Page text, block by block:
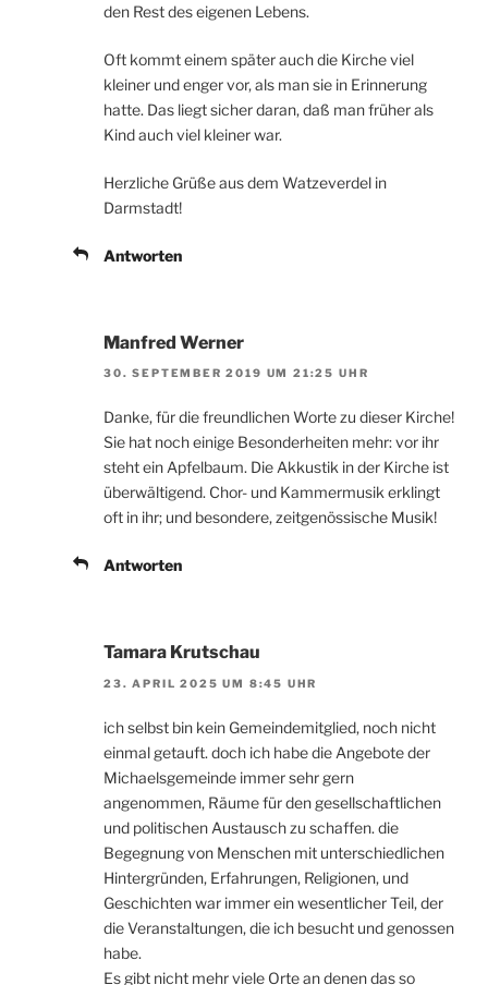
den Rest des eigenen Lebens.
Oft kommt einem später auch die Kirche viel
kleiner und enger vor, als man sie in Erinnerung
hatte. Das liegt sicher daran, daß man früher als
Kind auch viel kleiner war.
Herzliche Grüße aus dem Watzeverdel in
Darmstadt!
Antworten
Manfred Werner
30. SEPTEMBER 2019 UM 21:25 UHR
Danke, für die freundlichen Worte zu dieser Kirche!
Sie hat noch einige Besonderheiten mehr: vor ihr
steht ein Apfelbaum. Die Akkustik in der Kirche ist
überwältigend. Chor- und Kammermusik erklingt
oft in ihr; und besondere, zeitgenössische Musik!
Antworten
Tamara Krutschau
23. APRIL 2025 UM 8:45 UHR
ich selbst bin kein Gemeindemitglied, noch nicht
einmal getauft. doch ich habe die Angebote der
Michaelsgemeinde immer sehr gern
angenommen, Räume für den gesellschaftlichen
und politischen Austausch zu schaffen. die
Begegnung von Menschen mit unterschiedlichen
Hintergründen, Erfahrungen, Religionen, und
Geschichten war immer ein wesentlicher Teil, der
die Veranstaltungen, die ich besucht und genossen
habe.
Es gibt nicht mehr viele Orte an denen das so